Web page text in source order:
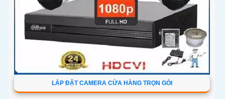
LẮP ĐẶT CAMERA CỬA HÀNG TRỌN GÓI